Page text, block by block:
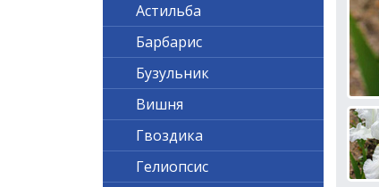
Астильба
Барбарис
Бузульник
Вишня
Гвоздика
Гелиопсис